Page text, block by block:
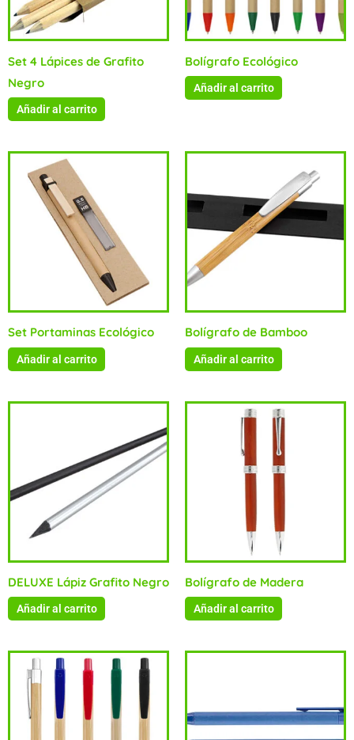
Set 4 Lápices de Grafito
Negro
Añadir al carrito
Bolígrafo Ecológico
Añadir al carrito
Set Portaminas Ecológico
Añadir al carrito
Bolígrafo de Bamboo
Añadir al carrito
DELUXE Lápiz Grafito Negro
Añadir al carrito
Bolígrafo de Madera
Añadir al carrito